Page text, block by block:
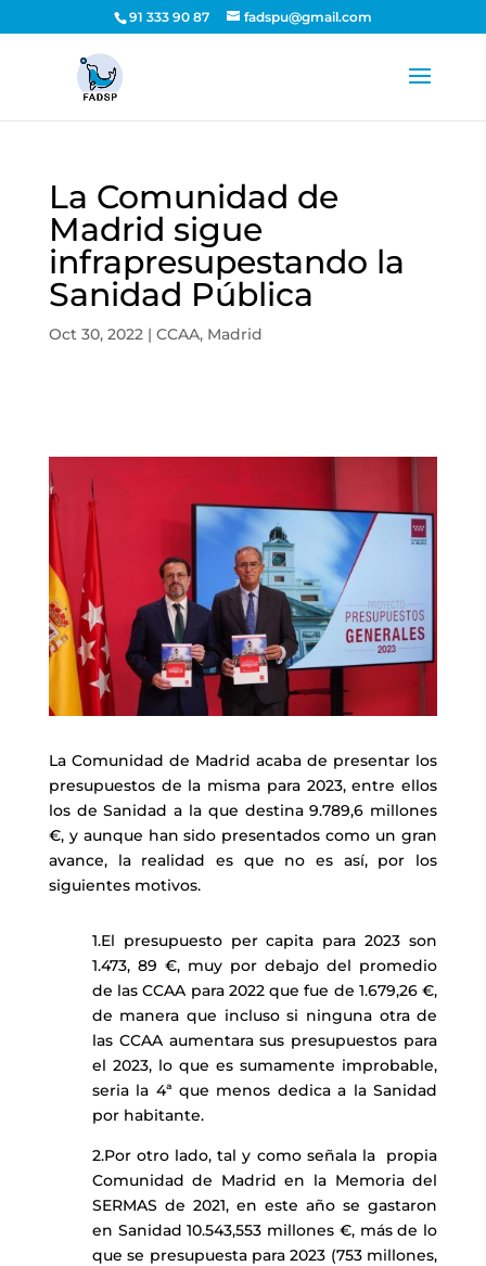
91 333 90 87 fadspu@gmail.com
La Comunidad de
Madrid sigue
infrapresupestando la
Sanidad Pública
Oct 30, 2022| CCAA, Madrid
La Comunidad de Madrid acaba de presentar los
presupuestos de la misma para 2023, entre ellos
los de Sanidad a la que destina 9.789,6 millones
€, y aunque han sido presentados como un gran
avance, la realidad es que no es así, por los
siguientes motivos.
1.El presupuesto per capita para 2023 son
1.473, 89 €, muy por debajo del promedio
de las CCAA para 2022 que fue de 1.679,26 €,
de manera que incluso si ninguna otra de
las CCAA aumentara sus presupuestos para
el 2023, lo que es sumamente improbable,
seria la 4ª que menos dedica a la Sanidad
por habitante.
2.Por otro lado, tal y como señala la propia
Comunidad de Madrid en la Memoria del
SERMAS de 2021, en este año se gastaron
en Sanidad 10.543,553 millones €, más de lo
que se presupuesta para 2023 (753 millones,